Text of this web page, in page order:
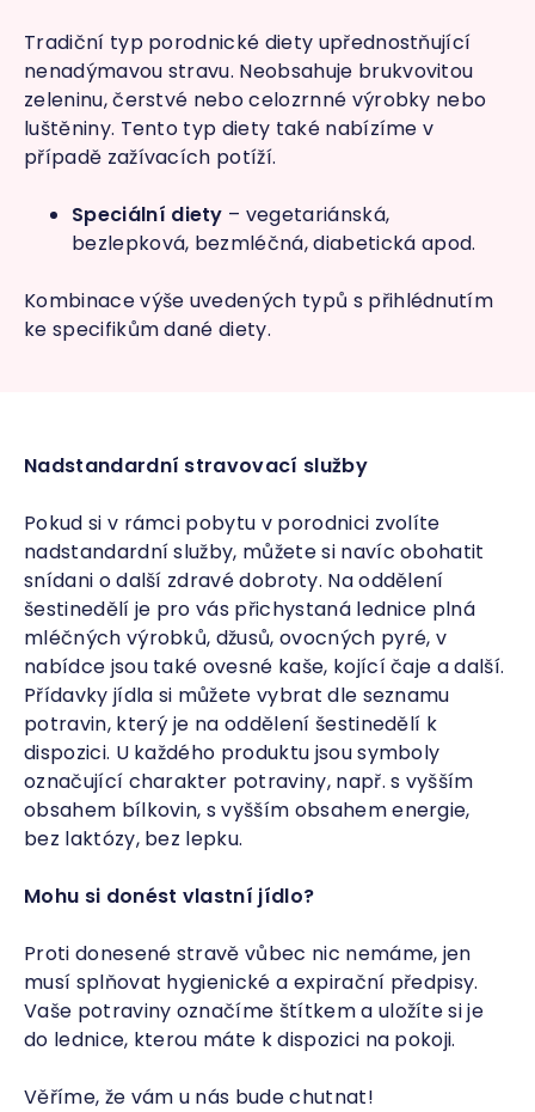
Tradiční typ porodnické diety upřednostňující
nenadýmavou stravu. Neobsahuje brukvovitou
zeleninu, čerstvé nebo celozrnné výrobky nebo
luštěniny. Tento typ diety také nabízíme v
případě zažívacích potíží.
Speciální diety – vegetariánská,
bezlepková, bezmléčná, diabetická apod.
Kombinace výše uvedených typů s přihlédnutím
ke specifikům dané diety.
Nadstandardní stravovací služby
Pokud si v rámci pobytu v porodnici zvolíte
nadstandardní služby, můžete si navíc obohatit
snídani o další zdravé dobroty. Na oddělení
šestinedělí je pro vás přichystaná lednice plná
mléčných výrobků, džusů, ovocných pyré, v
nabídce jsou také ovesné kaše, kojící čaje a další.
Přídavky jídla si můžete vybrat dle seznamu
potravin, který je na oddělení šestinedělí k
dispozici. U každého produktu jsou symboly
označující charakter potraviny, např. s vyšším
obsahem bílkovin, s vyšším obsahem energie,
bez laktózy, bez lepku.
Mohu si donést vlastní jídlo?
Proti donesené stravě vůbec nic nemáme, jen
musí splňovat hygienické a expirační předpisy.
Vaše potraviny označíme štítkem a uložíte si je
do lednice, kterou máte k dispozici na pokoji.
Věříme, že vám u nás bude chutnat!